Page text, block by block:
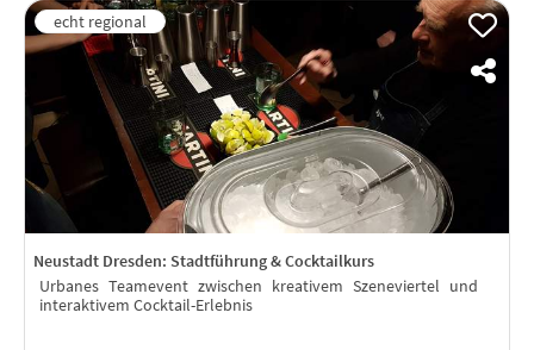
Neustadt Dresden: Stadtführung & Cocktailkurs
Urbanes Teamevent zwischen kreativem Szeneviertel und
interaktivem Cocktail-Erlebnis